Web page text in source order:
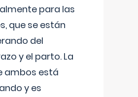
para las
que se están
del
y el parto. La
ambos está
y es